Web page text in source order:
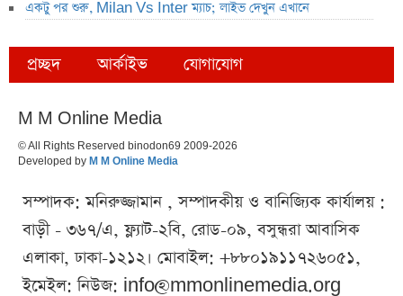
একটু পর শুরু, Milan Vs Inter ম্যাচ; লাইভ দেখুন এখানে
প্রচ্ছদ আর্কাইভ যোগাযোগ
M M Online Media
© All Rights Reserved binodon69 2009-2026
Developed by M M Online Media
সম্পাদক: মনিরুজ্জামান , সম্পাদকীয় ও বানিজ্যিক কার্যালয় :
বাড়ী - ৩৬৭/এ, ফ্ল্যাট-২বি, রোড-০৯, বসুন্ধরা আবাসিক
এলাকা, ঢাকা-১২১২। মোবাইল: +৮৮০১৯১১৭২৬০৫১,
ইমেইল: নিউজ: info@mmonlinemedia.org